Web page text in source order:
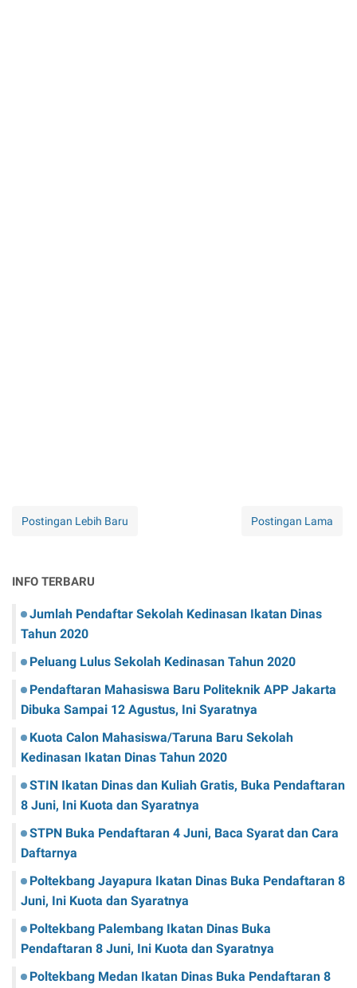
Postingan Lebih Baru Postingan Lama
INFO TERBARU
Jumlah Pendaftar Sekolah Kedinasan Ikatan Dinas
Tahun 2020
Peluang Lulus Sekolah Kedinasan Tahun 2020
Pendaftaran Mahasiswa Baru Politeknik APP Jakarta
Dibuka Sampai 12 Agustus, Ini Syaratnya
Kuota Calon Mahasiswa/Taruna Baru Sekolah
Kedinasan Ikatan Dinas Tahun 2020
STIN Ikatan Dinas dan Kuliah Gratis, Buka Pendaftaran
8 Juni, Ini Kuota dan Syaratnya
STPN Buka Pendaftaran 4 Juni, Baca Syarat dan Cara
Daftarnya
Poltekbang Jayapura Ikatan Dinas Buka Pendaftaran 8
Juni, Ini Kuota dan Syaratnya
Poltekbang Palembang Ikatan Dinas Buka
Pendaftaran 8 Juni, Ini Kuota dan Syaratnya
Poltekbang Medan Ikatan Dinas Buka Pendaftaran 8